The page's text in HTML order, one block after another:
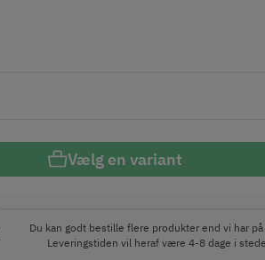
Vælg en variant
Du kan godt bestille flere produkter end vi har på
Leveringstiden vil heraf være 4-8 dage i